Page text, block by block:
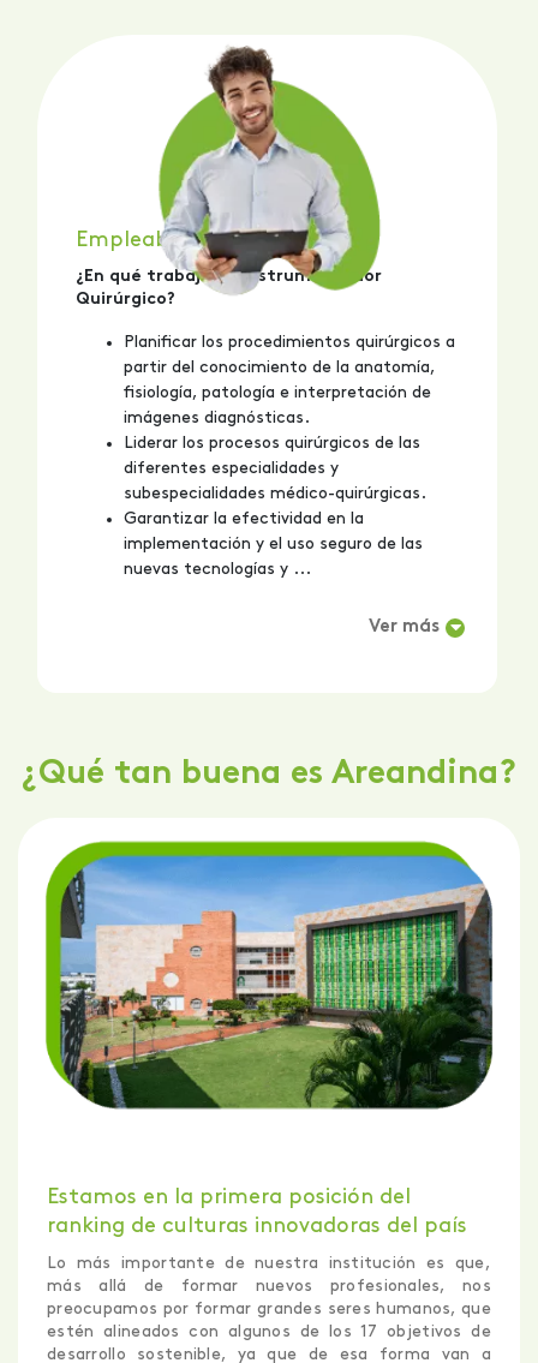
Empleabilidad
¿En qué trabaja un Instrumentador
Quirúrgico?
Planificar los procedimientos quirúrgicos a
partir del conocimiento de la anatomía,
fisiología, patología e interpretación de
imágenes diagnósticas.
Liderar los procesos quirúrgicos de las
diferentes especialidades y
subespecialidades médico-quirúrgicas.
Garantizar la efectividad en la
implementación y el uso seguro de las
nuevas tecnologías y ...
Ver más
¿Qué tan buena es Areandina?
Estamos en la primera posición del
ranking de culturas innovadoras del país
Lo más importante de nuestra institución es que,
más allá de formar nuevos profesionales, nos
preocupamos por formar grandes seres humanos, que
estén alineados con algunos de los 17 objetivos de
desarrollo sostenible, ya que de esa forma van a